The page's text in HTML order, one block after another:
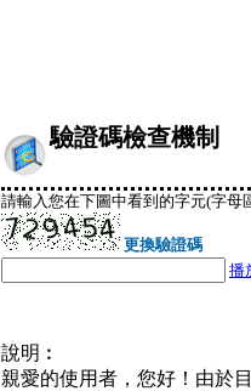
驗證碼檢查機制
請輸入您在下圖中看到的字元(字母
更換驗證碼
播
說明︰
親愛的使用者，您好！由於